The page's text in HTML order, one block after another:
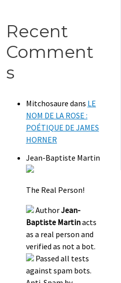
Recent
Comment
s
Mitchosaure dans LE
NOM DE LA ROSE :
POÉTIQUE DE JAMES
HORNER
Jean-Baptiste Martin
The Real Person!
AuthorJean-
Baptiste Martinacts
as a real person and
verified as not a bot.
Passed all tests
against spam bots.